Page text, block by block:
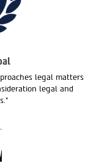
legal matters
legal and